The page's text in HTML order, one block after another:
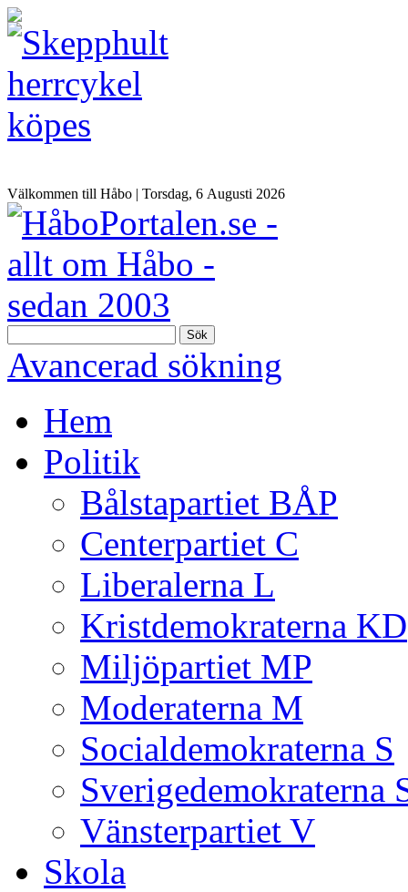
Välkommen till Håbo | Torsdag, 6 Αugusti 2026
Sök
Avancerad sökning
Hem
Politik
Bålstapartiet BÅP
Centerpartiet C
Liberalerna L
Kristdemokraterna KD
Miljöpartiet MP
Moderaterna M
Socialdemokraterna S
Sverigedemokraterna
Vänsterpartiet V
Skola